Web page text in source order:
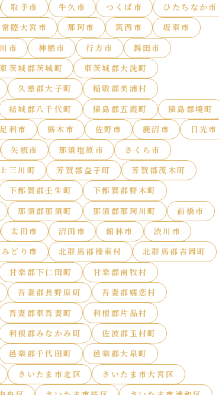
取手市 牛久市 つくば市
ひたちなか市
常陸大宮市 那珂市 筑西市
坂東市
市 神栖市 行方市
鉾田市
東茨城郡茨城町
東茨城郡大洗町
久慈郡大子町
稲敷郡美浦村
結城郡八千代町 猿島郡五霞町
猿島郡境町
足利市 栃木市 佐野市 鹿沼市
日光市
矢板市 那須塩原市
さくら市
三川町 芳賀郡益子町
芳賀郡茂木町
下都賀郡壬生町
下都賀郡野木町
那須郡那須町 那須郡那珂川町
前橋市
太田市 沼田市 館林市
渋川市
みどり市 北群馬郡榛東村
北群馬郡吉岡町
甘楽郡下仁田町
甘楽郡南牧村
吾妻郡長野原町
吾妻郡嬬恋村
吾妻郡東吾妻町
利根郡片品村
利根郡みなかみ町
佐波郡玉村町
邑楽郡千代田町
邑楽郡大泉町
さいたま市北区
さいたま市大宮区